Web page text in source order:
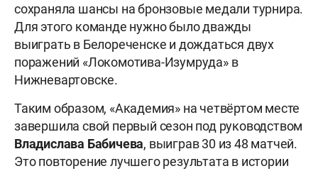
сохраняла шансы на бронзовые медали турнира.
Для этого команде нужно было дважды
выиграть в Белореченске и дождаться двух
поражений «Локомотива-Изумруда» в
Нижневартовске.
Таким образом, «Академия» на четвёртом месте
завершила свой первый сезон под руководством
Владислава Бабичева, выиграв 30 из 48 матчей.
Это повторение лучшего результата в истории